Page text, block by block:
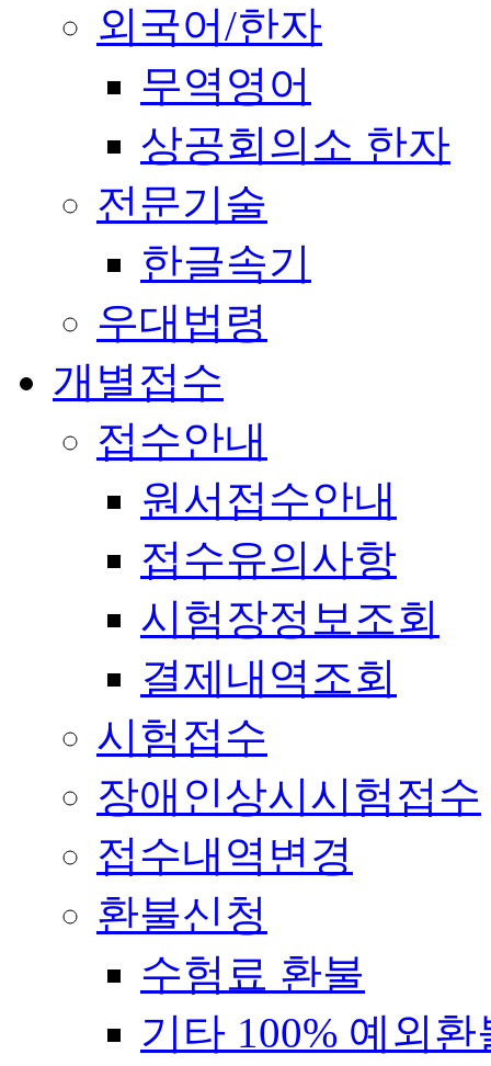
외국어/한자
무역영어
상공회의소 한자
전문기술
한글속기
우대법령
개별접수
접수안내
원서접수안내
접수유의사항
시험장정보조회
결제내역조회
시험접수
장애인상시시험접수
접수내역변경
환불신청
수험료 환불
기타 100% 예외환